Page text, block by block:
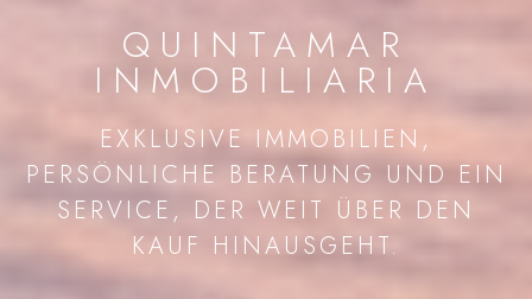
QUINTAMAR
INMOBILIARIA
EXKLUSIVE IMMOBILIEN,
PERSÖNLICHE BERATUNG UND EIN
SERVICE, DER WEIT ÜBER DEN
KAUF HINAUSGEHT.